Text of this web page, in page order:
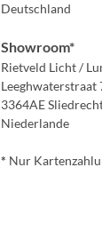
Deutschland
Showroom*
Rietveld Licht /
Leeghwaterstraat
3364AE
Niederlande
* Nur